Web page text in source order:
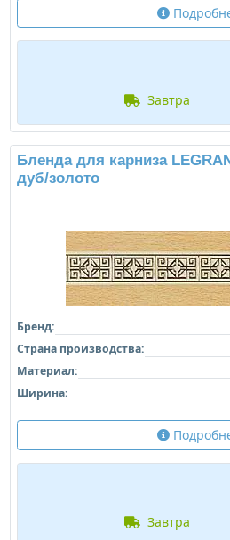
завтра
Бленда для карниза
дуб/золото
Бренд:
Страна производства:
Материал:
Ширина:
завтра